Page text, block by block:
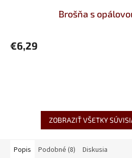
Brošňa s
€6,29
ZOBRAZIŤ VŠETKY
Popis Podobné (8) Diskusia